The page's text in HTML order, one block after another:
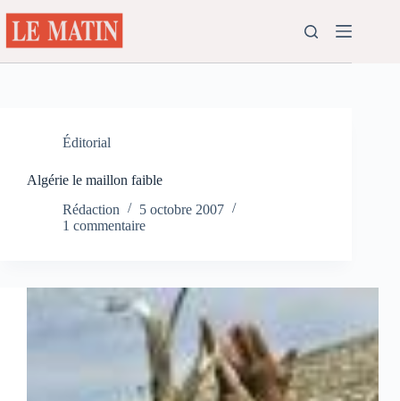
au
contenu
Éditorial
Algérie le maillon faible
Rédaction
5 octobre 2007
1 commentaire